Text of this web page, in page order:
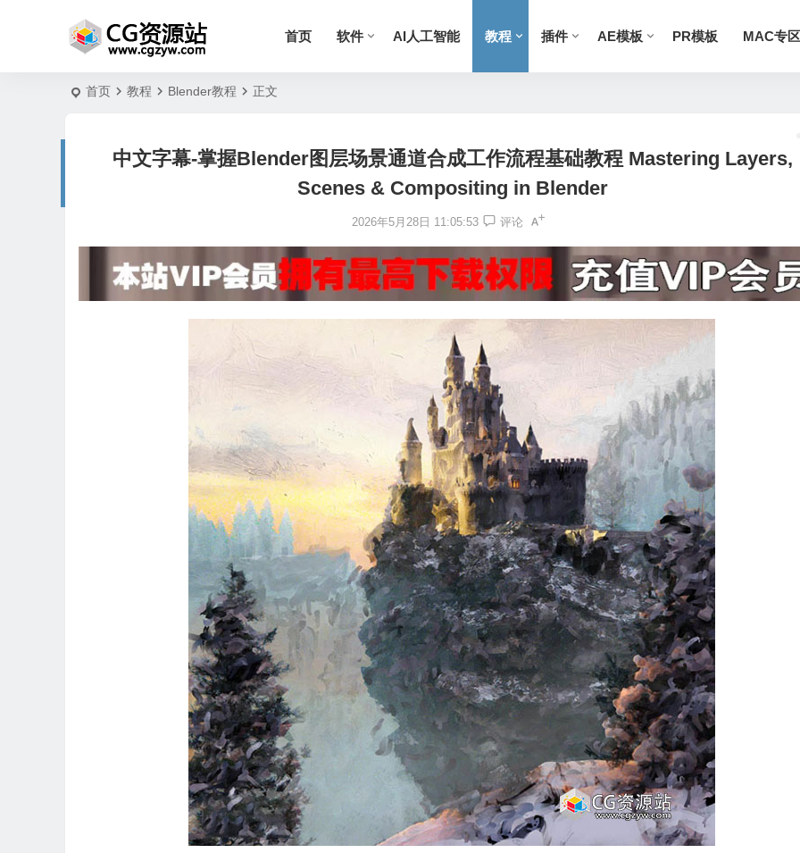
首页 软件 AI人工智能 教程 插件 AE模板 PR模板 MAC专区
首页 教程 Blender教程 正文
中文字幕-掌握Blender图层场景通道合成工作流程基础教程 Mastering Layers,
Scenes & Compositing in Blender
2026年5月28日 11:05:53 评论